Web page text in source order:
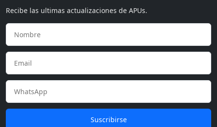
Recibe las ultimas actualizaciones de APUs.
Suscribirse